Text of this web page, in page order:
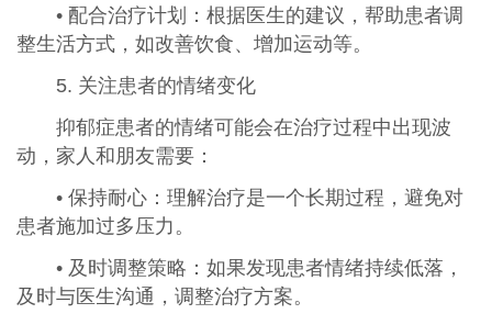
• 配合治疗计划：根据医生的建议，帮助患者调
整生活方式，如改善饮食、增加运动等。
5. 关注患者的情绪变化
抑郁症患者的情绪可能会在治疗过程中出现波
动，家人和朋友需要：
• 保持耐心：理解治疗是一个长期过程，避免对
患者施加过多压力。
• 及时调整策略：如果发现患者情绪持续低落，
及时与医生沟通，调整治疗方案。